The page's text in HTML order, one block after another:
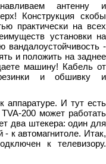
антенну и
Конструкция скобы
практически на всех
установки на
вандалоустойчивость -
и положить на заднее
машину! Кабель от
и обшивку и
И тут есть
200 может работать
два штекера: один для
- к автомагнитоле. Итак,
к телевизору.